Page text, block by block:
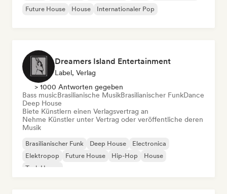
Future House
House Internationaler Pop
Dreamers Island Entertainment
Label, Verlag
> 1000 Antworten gegeben
Bass musicBrasilianische MusikBrasilianischer FunkDance
Deep House
Biete Künstlern einen Verlagsvertrag an
Nehme Künstler unter Vertrag oder veröffentliche deren
Musik
Brasilianischer Funk Deep House
Electronica
Elektropop
Future House Hip-Hop
House
Tech House